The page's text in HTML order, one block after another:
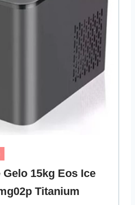
Gelo 15kg Eos Ice
Titanium